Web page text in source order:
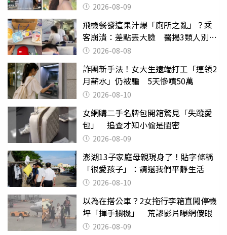
2026-08-09
飛機餐發這果汁爆「廁所之亂」？乘
客崩潰：差點丟大臉 醫揭3類人別亂
喝 2026-08-08
詐團新手法！女大生遠端打工「連領2
月薪水」仍被騙 5天慘噴50萬
2026-08-10
女網購二手名牌包開箱驚見「失蹤愛
包」 追查才知小偷是閨密
2026-08-09
澎湖13子家庭母親現身了！貼字條稱
「很愛孩子」：請還我們平靜生活
2026-08-10
以為在搭公車？2女拖行李箱直闖停機
坪「揮手攔機」 荒謬影片曝網傻眼
2026-08-09